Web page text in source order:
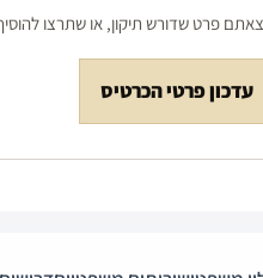
פרט שדורש תיקון, או שתרצו
עדכון פרטי הכרטיס